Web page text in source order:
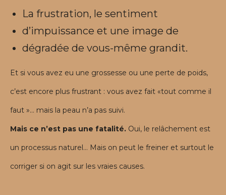
La frustration, le sentiment
d’impuissance et une image de
dégradée de vous-même grandit.
Et si vous avez eu une grossesse ou une perte de poids,
c’est encore plus frustrant : vous avez fait «tout comme il
faut »… mais la peau n’a pas suivi.
Mais ce n’est pas une fatalité. Oui, le relâchement est
un processus naturel… Mais on peut le freiner et surtout le
corriger si on agit sur les vraies causes.